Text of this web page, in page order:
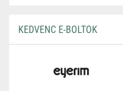
KEDVENC E-BOLTOK